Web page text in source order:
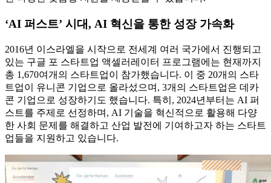
‘AI 퍼스트’ 시대, AI 혁신을 통한 성장 가속화
2016년 이스라엘을 시작으로 전세계 여러 국가에서 진행되고
있는 구글 포 스타트업 액셀러레이터 프로그램에는 현재까지
총 1,670여개의 스타트업이 참가했습니다. 이 중 20개의 스타
트업이 유니콘 기업으로 올라섰으며, 3개의 스타트업은 데카
콘 기업으로 성장하기도 했습니다. 특히, 2024년부터는 AI 퍼
스트를 주제로 선정하며, AI 기술을 혁신적으로 활용해 다양
한 사회 문제를 해결하고 산업 발전에 기여하고자 하는 스타트
업들을 지원하고 있습니다.